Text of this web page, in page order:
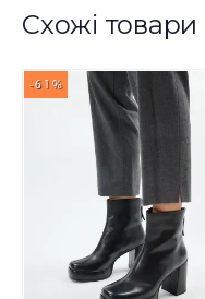
Схожі товари
-61%